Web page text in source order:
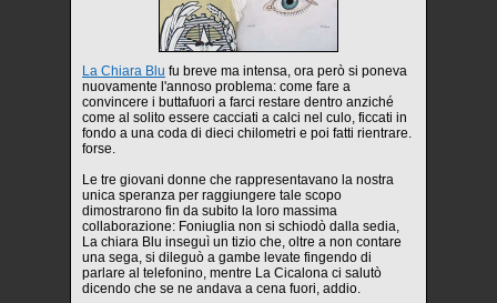
La Chiara Blu fu breve ma intensa, ora però si poneva
nuovamente l'annoso problema: come fare a
convincere i buttafuori a farci restare dentro anziché
come al solito essere cacciati a calci nel culo, ficcati in
fondo a una coda di dieci chilometri e poi fatti rientrare.
forse.
Le tre giovani donne che rappresentavano la nostra
unica speranza per raggiungere tale scopo
dimostrarono fin da subito la loro massima
collaborazione: Foniuglia non si schiodò dalla sedia,
La chiara Blu inseguì un tizio che, oltre a non contare
una sega, si dileguò a gambe levate fingendo di
parlare al telefonino, mentre La Cicalona ci salutò
dicendo che se ne andava a cena fuori, addio.